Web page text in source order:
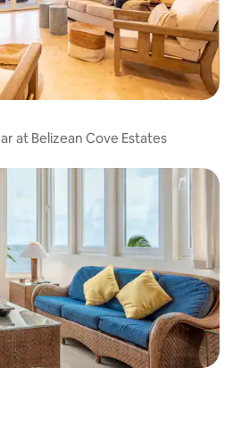
at Belizean Cove Estates